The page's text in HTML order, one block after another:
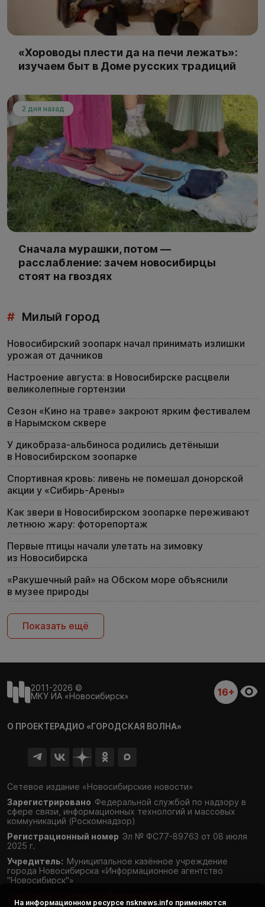
«Хороводы плести да на печи лежать»:
изучаем быт в Доме русских традиций
2 дня назад
Сначала мурашки, потом —
расслабление: зачем новосибирцы
стоят на гвоздях
# Милый город
Новосибирский зоопарк начал принимать излишки
урожая от дачников
Настроение августа: в Новосибирске расцвели
великолепные гортензии
Сезон «Кино на траве» закроют ярким фестивалем
в Нарымском сквере
У дикобраза-альбиноса родились детёныши
в Новосибирском зоопарке
Спортивная кровь: ливень не помешал донорской
акции у «Сибирь-Арены»
Как звери в Новосибирском зоопарке переживают
летнюю жару: фоторепортаж
Первые птицы начали улетать на зимовку
из Новосибирска
«Ракушечный рай» на Обском море объяснили
в музее природы
Показать ещё
2011-2026 ©
МКУ ИА «Новосибирск»
16+
О ПРОЕКТЕРАДИО «ГОРОДСКАЯ ВОЛНА»
Сетевое издание «Новосибирские новости»
Зарегистрировано Федеральной службой по надзору в
сфере связи, информационных технологий и массовых
коммуникаций (Роскомнадзор)
Регистрационный номер Эл № ФС77-89763 от 08 июля
2025 г.
Учредитель: Муниципальное казённое учреждение
города Новосибирска «Информационное агентство
"Новосибирск"»
На информационном ресурсе nsknews.info применяются